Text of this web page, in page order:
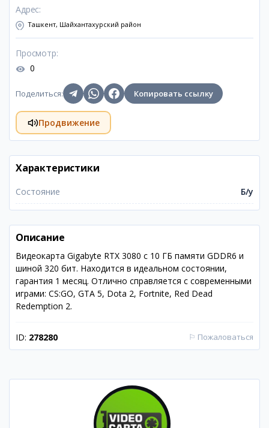
Адрес:
Ташкент, Шайхантахурский район
Просмотр:
0
Поделиться: Копировать ссылку
Продвижение
Характеристики
Состояние Б/у
Описание
Видеокарта Gigabyte RTX 3080 с 10 ГБ памяти GDDR6 и
шиной 320 бит. Находится в идеальном состоянии,
гарантия 1 месяц. Отлично справляется с современными
играми: CS:GO, GTA 5, Dota 2, Fortnite, Red Dead
Redemption 2.
ID: 278280 ⚐ Пожаловаться